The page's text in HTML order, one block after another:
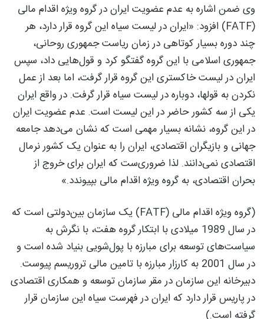
وی ضمن اشاره به عدم عضویت ایران در گروه ویژه اقدام مالی
(FATF) افزود: «ایران در لیست سیاه این گروه قرار دارد، هر
چند دوره بسیار کوتاهی در زمان ریاست جمهوری روحانی،
جمهوری اسلامی با این گروه گفتگو کرد و قول‌هایی داد، سپس
ایران در لیست خاکستری این گروه قرار گرفت، اما بعد از عمل
نکردن به قول‎ها، دوباره در لیست سیاه قرار گرفت. در واقع ایران
یکی از سه کشور حاضر در این لیست است. عدم عضویت ایران
در این گروه، نشانه بسیار مهمی است که نشان می‌دهد جامعه
جهانی و بازیگران اقتصادی، ایران را به عنوان یک کشور نرمال
اقتصادی نمی‌دانند. لذا ضروری‌ست که ایران برای خروج از
بحران اقتصادی، به گروه ویژه اقدام مالی بپیوندد.»
(گروه ویژه اقدام مالی (FATF) یک سازمان بین‌دولتی است که
در سال 1989 میلادی با ابتکار گروه هفت، با نگرش به
سیاست‌های توسعه برای مبارزه با پول‌شویی بنیاد شده است و
در سال 2001 به کارزار مبارزه با تامین مالی تروریسم پیوست.
دبیرخانه این سازمان در مقر سازمان توسعه و همکاری اقتصادی
در پاریس قرار دارد که ایران در فهرست سیاه این سازمان قرار
گرفته است.)